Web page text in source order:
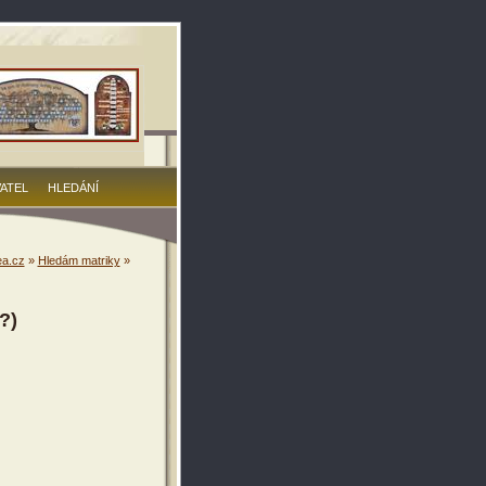
HLEDÁNÍ
» Hledám matriky»